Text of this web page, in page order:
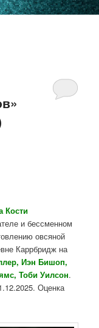
Кости
и бессменном
овсяной
Каррбридж на
Иэн Бишоп,
Тоби Уилсон.
Оценка